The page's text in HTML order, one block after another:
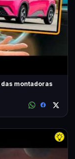
montadoras